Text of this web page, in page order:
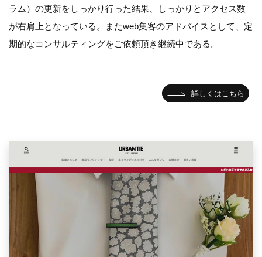
ラム）の更新をしっかり行った結果、しっかりとアクセス数
が右肩上となっている。またweb集客のアドバイスとして、定
期的なコンサルティングをご依頼頂き継続中である。
詳しくはこちら